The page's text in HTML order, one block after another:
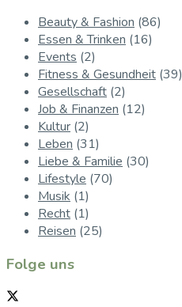
Beauty & Fashion (86)
Essen & Trinken (16)
Events (2)
Fitness & Gesundheit (39)
Gesellschaft (2)
Job & Finanzen (12)
Kultur (2)
Leben (31)
Liebe & Familie (30)
Lifestyle (70)
Musik (1)
Recht (1)
Reisen (25)
Folge uns